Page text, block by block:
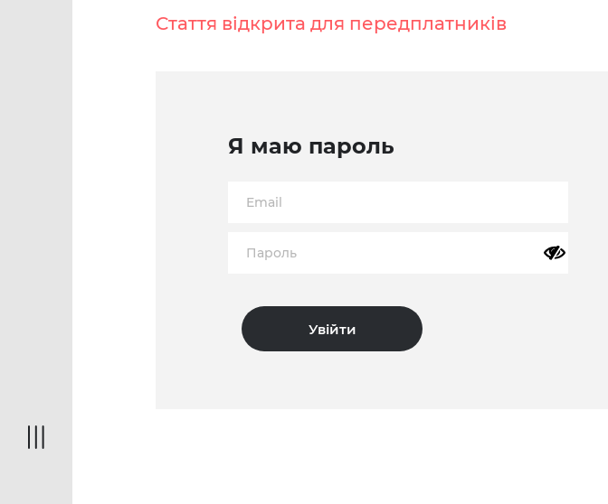
Стаття відкрита для передплатників
Я маю пароль